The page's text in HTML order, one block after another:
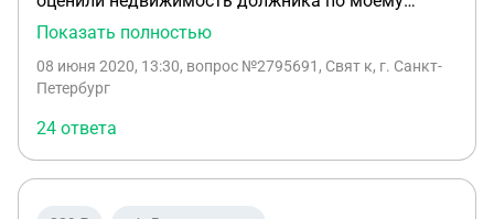
испол. листу. В ближайшее время должны
стоимости недвижимости ( примерно 40%).
момент вступило в силу еще одно решение по
взысканию с должника суммы( примерно 10 % от
ст-ти недвижимости). Могу ли я и как это
Показать полностью
08 июня 2020, 13:30, вопрос №2795691, Свят к, г. Санкт-
Петербург
24 ответа